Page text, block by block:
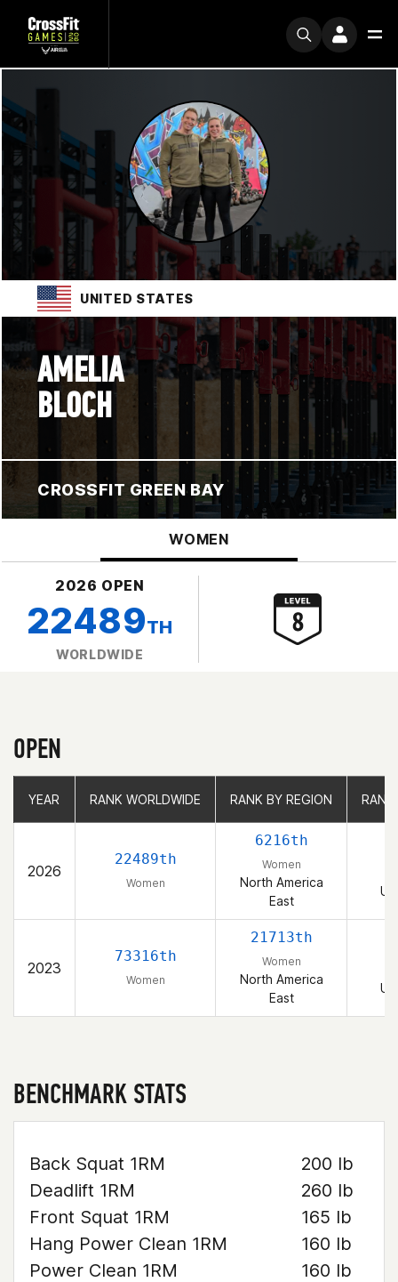
UNITED STATES
AMELIA
BLOCH
CROSSFIT GREEN BAY
WOMEN
2026 OPEN
22489TH
WORLDWIDE
OPEN
YEAR RANK WORLDWIDE RANK BY REGION
2026
22489th
Women
6216th
Women
North America
East
2023
73316th
Women
21713th
Women
North America
East
YEAR RANK WORLDWIDE RANK BY REGION
BENCHMARK STATS
Back Squat 1RM
200 lb
Deadlift 1RM
260 lb
Front Squat 1RM
165 lb
Hang Power Clean 1RM
160 lb
Power Clean 1RM
160 lb